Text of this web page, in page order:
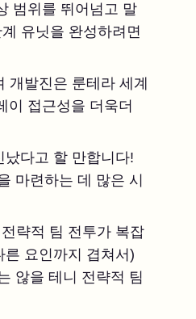
범위를 뛰어넘고 말
유닛을 완성하려면
발진은 룬테라 세계
이 접근성을 더욱더
다고 할 만합니다!
마련하는 데 많은 시
략적 팀 전투가 복잡
요인까지 겹쳐서)
않을 테니 전략적 팀